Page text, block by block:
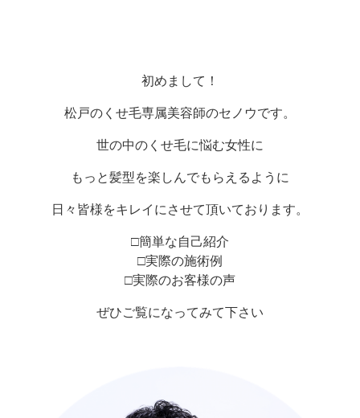
初めまして！
松戸のくせ毛専属美容師のセノウです。
世の中のくせ毛に悩む女性に
もっと髪型を楽しんでもらえるように
日々皆様をキレイにさせて頂いております。
□簡単な自己紹介
□実際の施術例
□実際のお客様の声
ぜひご覧になってみて下さい